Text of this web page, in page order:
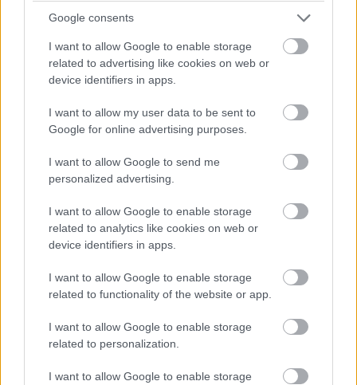
Google consents
I want to allow Google to enable storage
related to advertising like cookies on web or
device identifiers in apps.
I want to allow my user data to be sent to
Google for online advertising purposes.
I want to allow Google to send me
personalized advertising.
I want to allow Google to enable storage
related to analytics like cookies on web or
device identifiers in apps.
I want to allow Google to enable storage
related to functionality of the website or app.
I want to allow Google to enable storage
related to personalization.
I want to allow Google to enable storage
Egységes, új dizájnt kapott mindhárom modell, melynek
különlegességét a jelentősen átdolgozott kamera-
félsziget adja. A telefonoknak remekül áll ez az új
dizájnelem, bár a praktikussága már megkérdőjelezhető,
hisz a teljes elrejtéséhez meglehetősen méretes tokokra
A friss telefonok 120 Hz-es képfrissítést kínáló Dynamic
megjelenítő képátlója pedig az S21-nél 6,2, az S21+
esetén 6,7, míg az Ultra modellnél 6,8 hüvelykes. Már a
kijelző terén is jelentősen eltávolodik a család másik két
tagjától az Ultra, hisz míg az olcsóbb modellek a 120 Hz-
es képfrissítést csupán FullHD+ felbontáson képesek
mellett sem jelent gondot. Sőt, a legdrágább modell még
S Pen kompatibilitást is kapott, igaz, az érintőceruzát
külön kell beszerezni a telefonhoz.